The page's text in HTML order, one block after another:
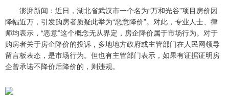
澎湃新闻：近日，湖北省武汉市一个名为“万和光谷”项目房价因
降幅近万，引发购房者质疑此举为“恶意降价”。对此，专业人士、律
师均表示，“恶意”这个概念无从界定，房企降价属于市场行为。对于
购房者关于房企降价的投诉，多地地方政府或主管部门在人民网领导
留言板表态，是市场行为。但也有主管部门表示，如果有证据证明房
企曾承诺不降价后降价的，则违规。